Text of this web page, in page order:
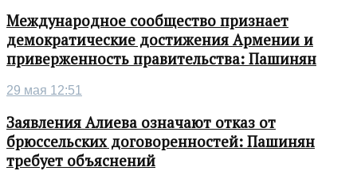
Международное сообщество признает
демократические достижения Армении и
приверженность правительства: Пашинян
29 мая 12:51
Заявления Алиева означают отказ от
брюссельских договоренностей: Пашинян
требует объяснений